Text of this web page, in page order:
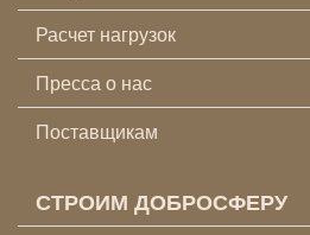
Расчет нагрузок
Пресса о нас
Поставщикам
СТРОИМ ДОБРОСФЕРУ